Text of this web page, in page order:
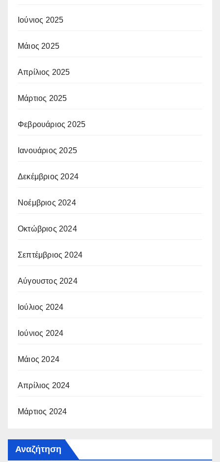
Ιούνιος 2025
Μάιος 2025
Απρίλιος 2025
Μάρτιος 2025
Φεβρουάριος 2025
Ιανουάριος 2025
Δεκέμβριος 2024
Νοέμβριος 2024
Οκτώβριος 2024
Σεπτέμβριος 2024
Αύγουστος 2024
Ιούλιος 2024
Ιούνιος 2024
Μάιος 2024
Απρίλιος 2024
Μάρτιος 2024
Αναζήτηση